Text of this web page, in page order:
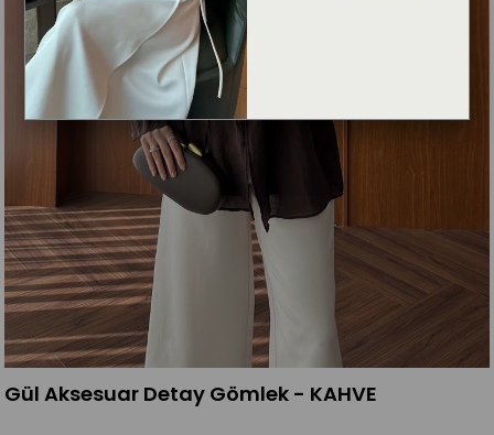
Gül Aksesuar Detay Gömlek - KAHVE